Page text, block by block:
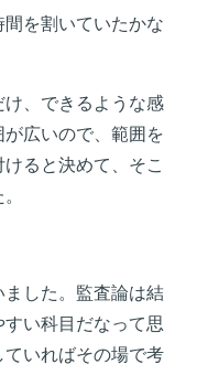
を割いていたかな
、できるような感
広いので、範囲を
ると決めて、そこ
した。監査論は結
い科目だなって思
いればその場で考